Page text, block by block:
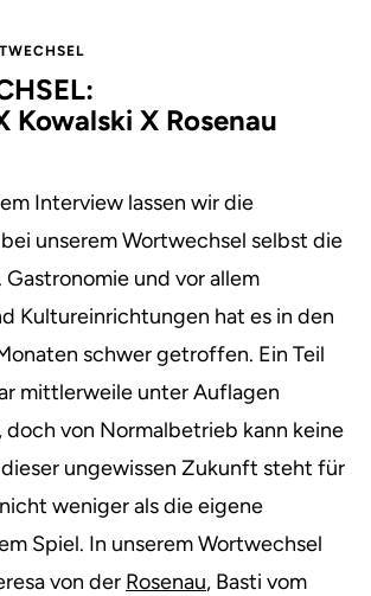
Kowalski X Rosenau
Interview lassen wir die
unserem Wortwechsel selbst die
Gastronomie und vor allem
Kultureinrichtungen hat es in den
schwer getroffen. Ein Teil
mittlerweile unter Auflagen
von Normalbetrieb kann keine
ungewissen Zukunft steht für
weniger als die eigene
Spiel. In unserem Wortwechsel
von der Rosenau, Basti vom